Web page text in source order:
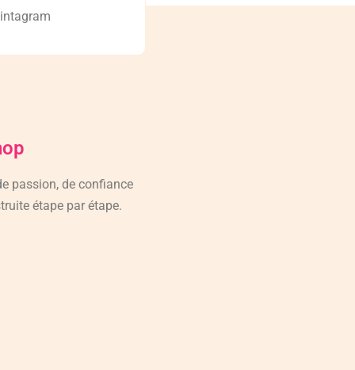
passion, de confiance
étape par étape.